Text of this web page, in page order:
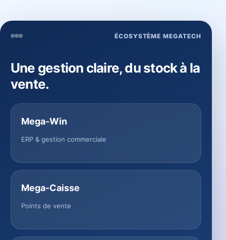
ÉCOSYSTÈME MEGATECH
Une gestion claire, du stock à la
vente.
Mega-Win
ERP & gestion commerciale
Mega-Caisse
Points de vente